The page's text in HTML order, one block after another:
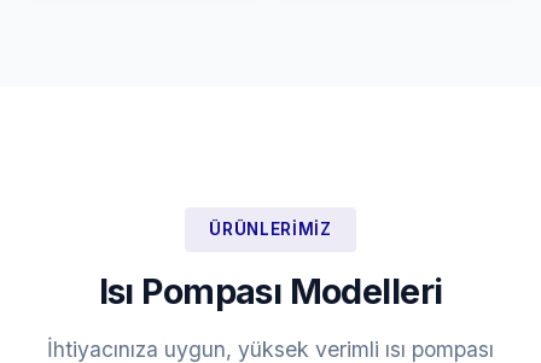
ÜRÜNLERIMIZ
Isı Pompası Modelleri
İhtiyacınıza uygun, yüksek verimli ısı pompası